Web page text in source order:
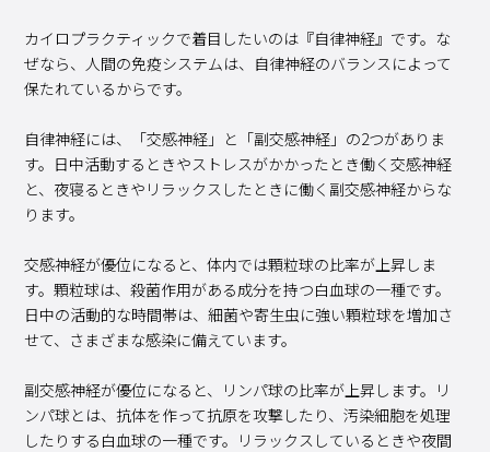
カイロプラクティックで着目したいのは『自律神経』です。な
ぜなら、人間の免疫システムは、自律神経のバランスによって
保たれているからです。
自律神経には、「交感神経」と「副交感神経」の2つがありま
す。日中活動するときやストレスがかかったとき働く交感神経
と、夜寝るときやリラックスしたときに働く副交感神経からな
ります。
交感神経が優位になると、体内では顆粒球の比率が上昇しま
す。顆粒球は、殺菌作用がある成分を持つ白血球の一種です。
日中の活動的な時間帯は、細菌や寄生虫に強い顆粒球を増加さ
せて、さまざまな感染に備えています。
副交感神経が優位になると、リンパ球の比率が上昇します。リ
ンパ球とは、抗体を作って抗原を攻撃したり、汚染細胞を処理
したりする白血球の一種です。リラックスしているときや夜間